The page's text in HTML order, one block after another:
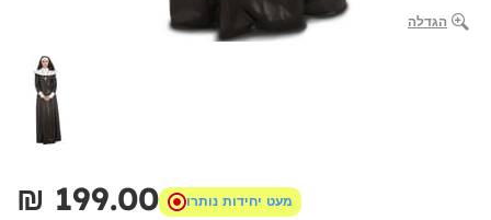
הגדלה
₪‎ 199.00 מעט יחידות נותרו